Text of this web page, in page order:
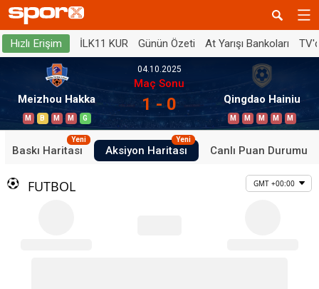
Hızlı Erişim İLK11 KUR Günün Özeti At Yarışı Bankoları
Meizhou Hakka
M B M M G
04.10.2025
Maç Sonu
1 - 0 Qingdao Hainiu
M M M M M
Baskı Haritası
Yeni
Aksiyon Haritası
Yeni
Canlı Puan Durumu
FUTBOL GMT +00:00